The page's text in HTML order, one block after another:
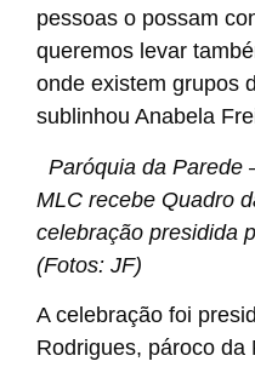
pessoas o possam
queremos levar
onde existem grupos
sublinhou Anabela
Paróquia da Parede
MLC recebe Quadro
celebração presidida
(Fotos: JF)
A celebração foi
Rodrigues, pároco da